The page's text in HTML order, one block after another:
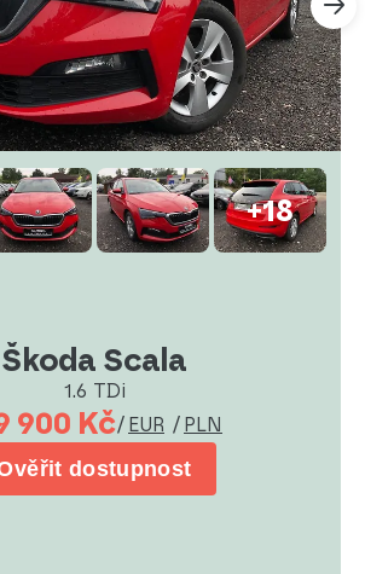
+18
Škoda Scala
1.6 TDi
900 Kč/ EUR / PLN
dostupnost